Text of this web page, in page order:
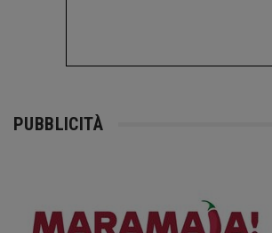
PUBBLICITÀ